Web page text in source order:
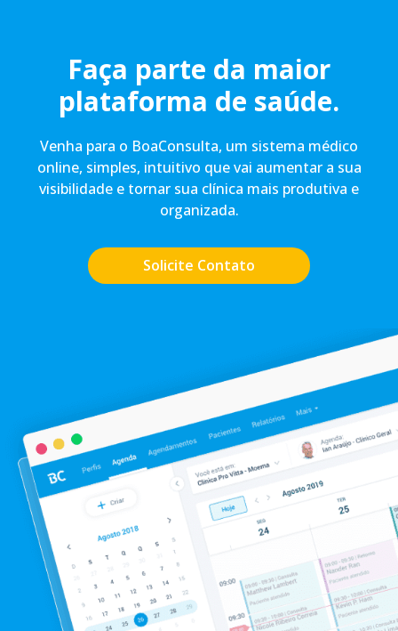
Faça parte da maior
plataforma de saúde.
Venha para o BoaConsulta, um sistema médico
online, simples, intuitivo que vai aumentar a sua
visibilidade e tornar sua clínica mais produtiva e
organizada.
Solicite Contato